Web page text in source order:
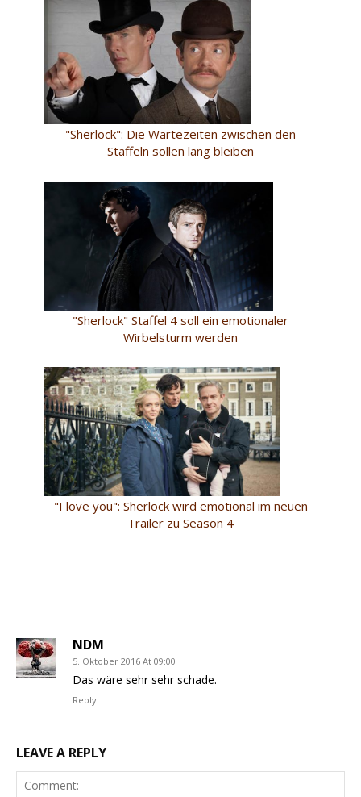
"Sherlock": Die Wartezeiten zwischen den
Staffeln sollen lang bleiben
"Sherlock" Staffel 4 soll ein emotionaler
Wirbelsturm werden
"I love you": Sherlock wird emotional im neuen
Trailer zu Season 4
NDM
5. Oktober 2016 At 09:00
Das wäre sehr sehr schade.
Reply
LEAVE A REPLY